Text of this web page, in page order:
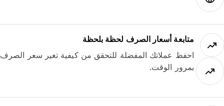
متابعة أسعار الصرف لحظة بلحظة
احفظ عملاتك المفضلة للتحقق من كيفية تغير سعر الصرف
بمرور الوقت.